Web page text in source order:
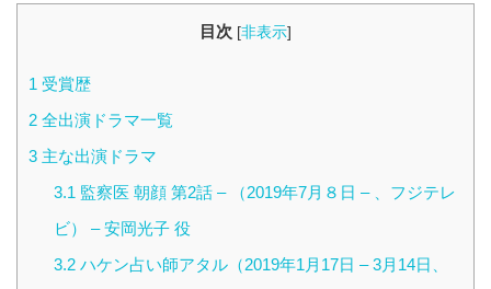
目次 [非表示]
1 受賞歴
2 全出演ドラマ一覧
3 主な出演ドラマ
3.1 監察医 朝顔 第2話 – （2019年7月８日 – 、フジテレ
ビ） – 安岡光子 役
3.2ハケン占い師アタル（2019年1月17日 – 3月14日、